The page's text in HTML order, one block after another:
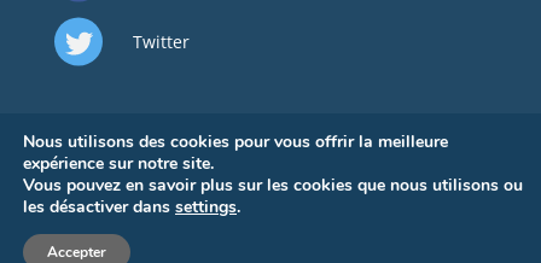
Twitter
Copyright © 2022Emerging Mediterranean
Nous utilisons des cookies pour vous offrir la meilleure
expérience sur notre site.
Vous pouvez en savoir plus sur les cookies que nous utilisons ou
les désactiver dans settings.
Accepter